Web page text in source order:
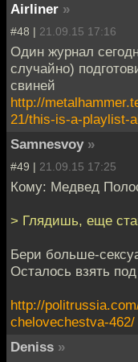
Airliner »
#48 | 21.09.15 17:16
Один журнал
случайно)
свиней
http://
21/this-is-a-playlist-
Samnesvoy »
#49 | 21.09.15 17:25
Кому: Медвед
> Глядишь, еще
Бери больше-
Осталось взять
http://
chelovechestva-462/
Deniss »